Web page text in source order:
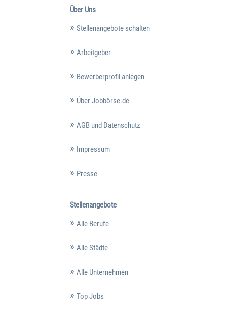
Über Uns
Stellenangebote schalten
Arbeitgeber
Bewerberprofil anlegen
Über Jobbörse.de
AGB und Datenschutz
Impressum
Presse
Stellenangebote
Alle Berufe
Alle Städte
Alle Unternehmen
Top Jobs